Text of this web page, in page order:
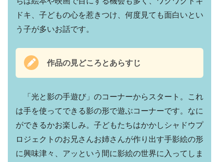
ドキ、子どもの心を惹きつけ、何度見ても面白いとい
う子が多いお話です。
作品の見どころとあらすじ
「光と影の手遊び」のコーナーからスタート。これ
は手を使ってできる影の形で遊ぶコーナーです。なに
ができるかお楽しみ。子どもたちはかかしシャドウプ
ロジェクトのお兄さんお姉さんが作り出す手影絵の形
に興味津々、アッという間に影絵の世界に入ってしま